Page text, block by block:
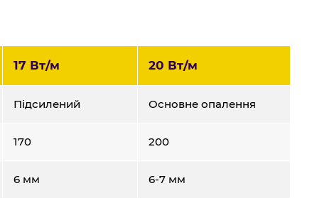
17 Вт/м 20 Вт/м
Підсилений Основне опалення
170 200
6 мм 6-7 мм